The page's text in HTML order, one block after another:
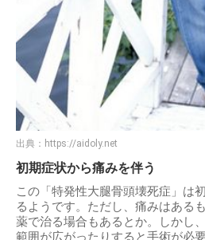
出典： https://aidoly.net
初期症状から痛みを伴う
この「特発性大腿骨頭壊死症」は
るようです。ただし、痛みはある
薬で治る場合もあるとか。しかし
範囲が広がったりすると手術が必